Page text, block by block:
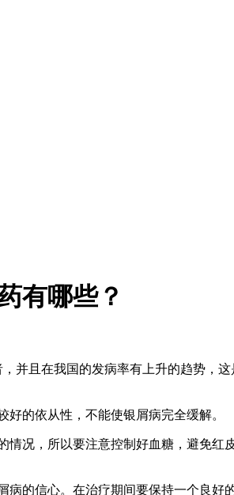
有哪些？
并且在我国的发病率有上升的趋势，
的依从性，不能使银屑病完全缓解。
况，所以要注意控制好血糖，避免红
的信心。在治疗期间要保持一个良好